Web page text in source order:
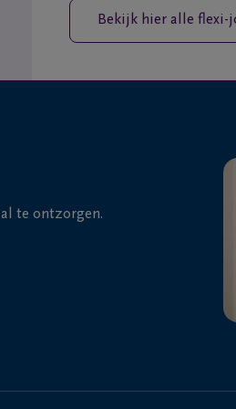
Bekijk hier alle flexi-
te ontzorgen.